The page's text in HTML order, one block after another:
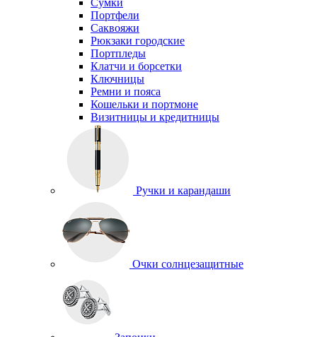
Сумки
Портфели
Саквояжи
Рюкзаки городские
Портпледы
Клатчи и борсетки
Ключницы
Ремни и пояса
Кошельки и портмоне
Визитницы и кредитницы
Ручки и карандаши
Очки солнцезащитные